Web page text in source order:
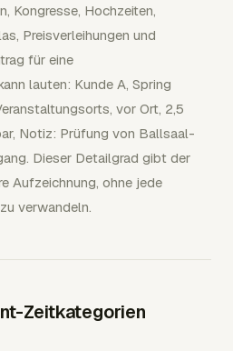
Kongresse, Hochzeiten,
Preisverleihungen und
für eine
lauten: Kunde A, Spring
vor Ort, 2,5
Notiz: Prüfung von Ballsaal-
Dieser Detailgrad gibt der
Aufzeichnung, ohne jede
verwandeln.
Zeitkategorien